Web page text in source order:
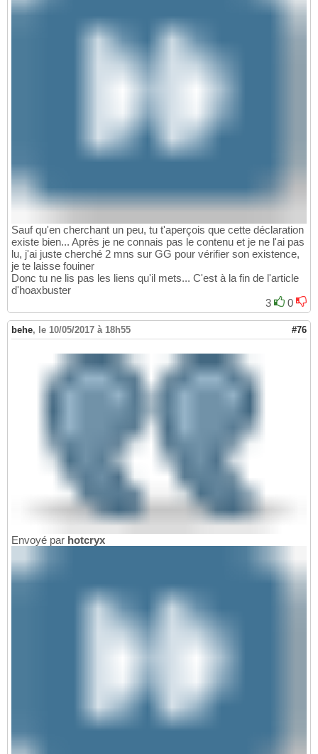
Sauf qu'en cherchant un peu, tu t'aperçois que cette déclaration
existe bien... Après je ne connais pas le contenu et je ne l'ai pas
lu, j'ai juste cherché 2 mns sur GG pour vérifier son existence,
je te laisse fouiner
Donc tu ne lis pas les liens qu'il mets... C'est à la fin de l'article
d'hoaxbuster
3
0
behe, le 10/05/2017 à 18h55 #76
Envoyé par hotcryx